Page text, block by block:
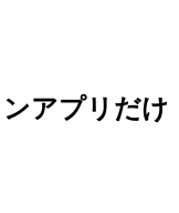
アプリだけ